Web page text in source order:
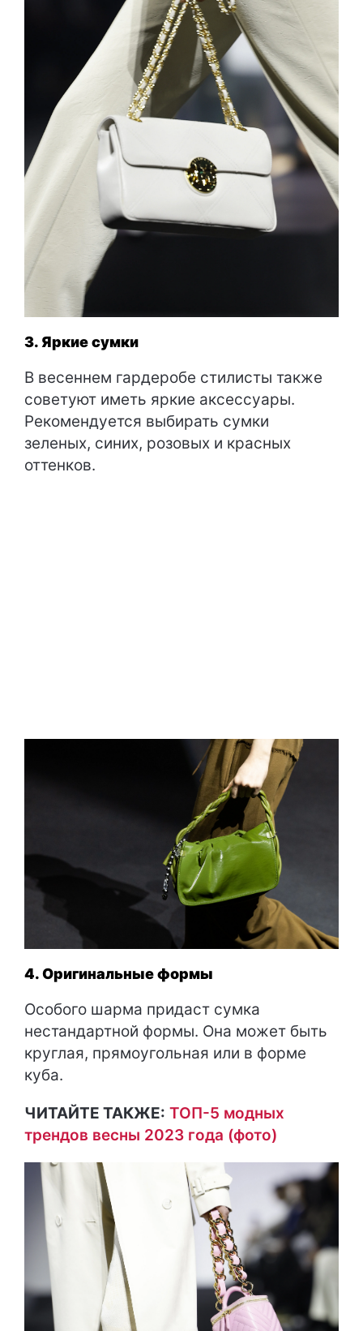
3. Яркие сумки
В весеннем гардеробе стилисты также
советуют иметь яркие аксессуары.
Рекомендуется выбирать сумки
зеленых, синих, розовых и красных
оттенков.
4. Оригинальные формы
Особого шарма придаст сумка
нестандартной формы. Она может быть
круглая, прямоугольная или в форме
куба.
ЧИТАЙТЕ ТАКЖЕ: ТОП-5 модных
трендов весны 2023 года (фото)